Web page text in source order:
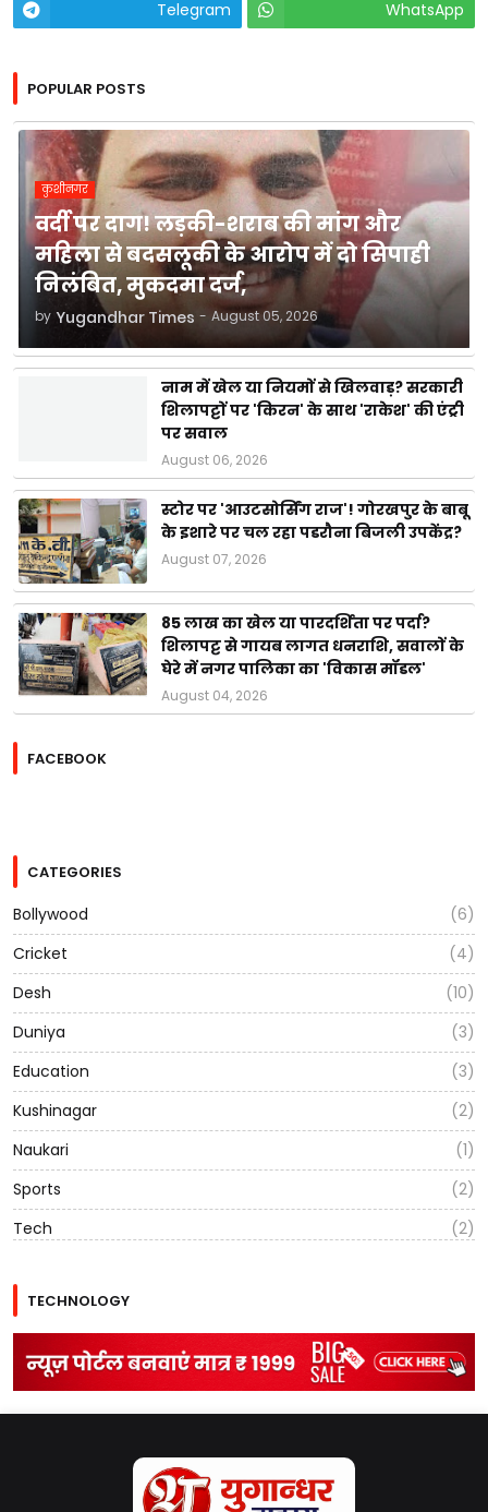
Telegram WhatsApp
POPULAR POSTS
कुशीनगर
वर्दी पर दाग! लड़की-शराब की मांग और
महिला से बदसलूकी के आरोप में दो सिपाही
निलंबित, मुकदमा दर्ज,
by Yugandhar Times - August 05, 2026
नाम में खेल या नियमों से खिलवाड़? सरकारी
शिलापट्टों पर 'किरन' के साथ 'राकेश' की एंट्री
पर सवाल
August 06, 2026
स्टोर पर 'आउटसोर्सिंग राज'! गोरखपुर के बाबू
के इशारे पर चल रहा पडरौना बिजली उपकेंद्र?
August 07, 2026
85 लाख का खेल या पारदर्शिता पर पर्दा?
शिलापट्ट से गायब लागत धनराशि, सवालों के
घेरे में नगर पालिका का 'विकास मॉडल'
August 04, 2026
FACEBOOK
CATEGORIES
Bollywood
(6)
Cricket
(4)
Desh
(10)
Duniya
(3)
Education
(3)
Kushinagar
(2)
Naukari
(1)
Sports
(2)
Tech
(2)
TECHNOLOGY